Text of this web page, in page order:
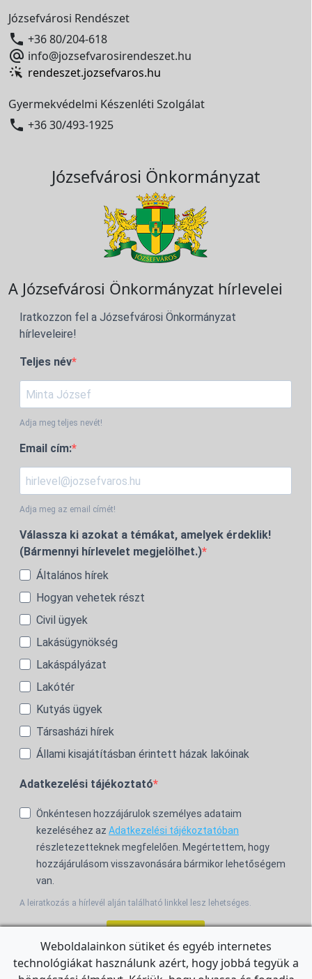
Józsefvárosi Rendészet
 +36 80/204-618
 info@jozsefvarosirendeszet.hu
rendeszet.jozsefvaros.hu
Gyermekvédelmi Készenléti Szolgálat
 +36 30/493-1925
Józsefvárosi Önkormányzat
A Józsefvárosi Önkormányzat hírlevelei
Iratkozzon fel a Józsefvárosi Önkormányzat
hírleveleire!
Teljes név
Adja meg teljes nevét!
Email cím:
Adja meg az email címét!
Válassza ki azokat a témákat, amelyek érdeklik!
(Bármennyi hírlevelet megjelölhet.)
Általános hírek
Hogyan vehetek részt
Civil ügyek
Lakásügynökség
Lakáspályázat
Lakótér
Kutyás ügyek
Társasházi hírek
Állami kisajátításban érintett házak lakóinak
Adatkezelési tájékoztató
Önkéntesen hozzájárulok személyes adataim
kezeléséhez az Adatkezelési tájékoztatóban
részletezetteknek megfelelően. Megértettem, hogy
hozzájárulásom visszavonására bármikor lehetőségem
van.
A leiratkozás a hírlevél alján található linkkel lesz lehetséges.
For the English Newsletter, clickHERE.
Weboldalainkon sütiket és egyéb internetes
technológiákat használunk azért, hogy jobbá tegyük a